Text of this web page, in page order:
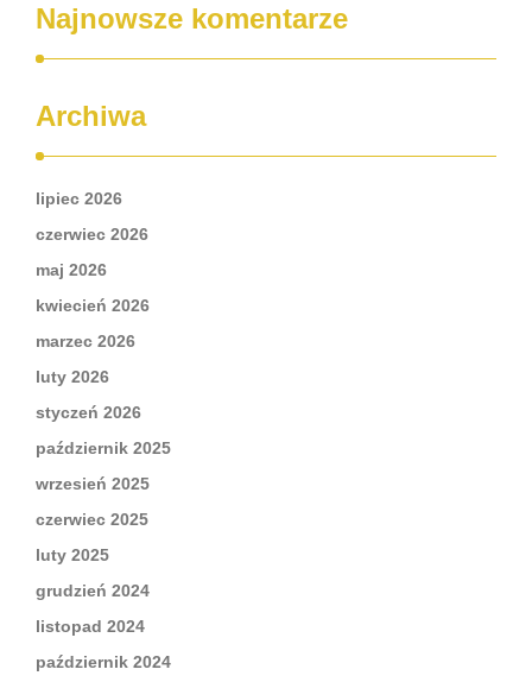
Najnowsze komentarze
Archiwa
lipiec 2026
czerwiec 2026
maj 2026
kwiecień 2026
marzec 2026
luty 2026
styczeń 2026
październik 2025
wrzesień 2025
czerwiec 2025
luty 2025
grudzień 2024
listopad 2024
październik 2024